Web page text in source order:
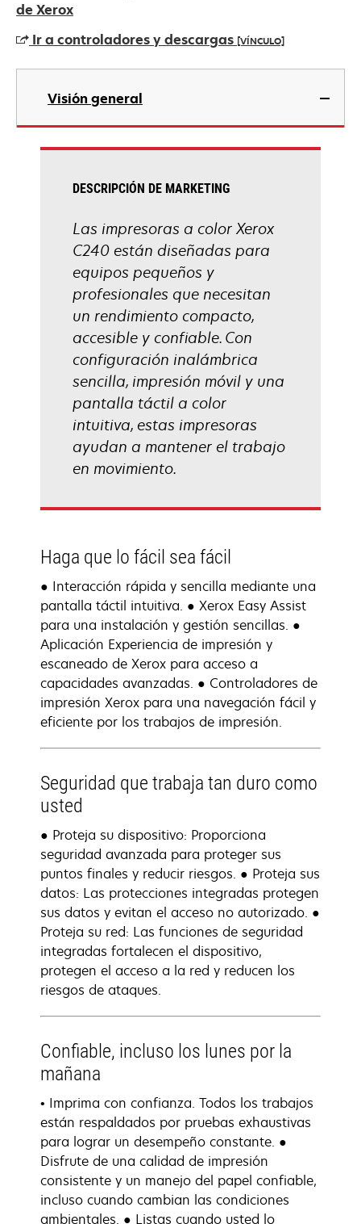
de Xerox
Ir a controladores y descargas [VÍNCULO]
se
una
pestaña
Visión general
DESCRIPCIÓN DE MARKETING
Las impresoras a color Xerox
C240 están diseñadas para
equipos pequeños y
profesionales que necesitan
un rendimiento compacto,
accesible y confiable. Con
configuración inalámbrica
sencilla, impresión móvil y una
pantalla táctil a color
intuitiva, estas impresoras
ayudan a mantener el trabajo
en movimiento.
Haga que lo fácil sea fácil
● Interacción rápida y sencilla mediante una
pantalla táctil intuitiva. ● Xerox Easy Assist
para una instalación y gestión sencillas. ●
Aplicación Experiencia de impresión y
escaneado de Xerox para acceso a
capacidades avanzadas. ● Controladores de
impresión Xerox para una navegación fácil y
eficiente por los trabajos de impresión.
Seguridad que trabaja tan duro como
usted
● Proteja su dispositivo: Proporciona
seguridad avanzada para proteger sus
puntos finales y reducir riesgos. ● Proteja sus
datos: Las protecciones integradas protegen
sus datos y evitan el acceso no autorizado. ●
Proteja su red: Las funciones de seguridad
integradas fortalecen el dispositivo,
protegen el acceso a la red y reducen los
riesgos de ataques.
Confiable, incluso los lunes por la
mañana
• Imprima con confianza. Todos los trabajos
están respaldados por pruebas exhaustivas
para lograr un desempeño constante. ●
Disfrute de una calidad de impresión
consistente y un manejo del papel confiable,
incluso cuando cambian las condiciones
ambientales. ● Listas cuando usted lo